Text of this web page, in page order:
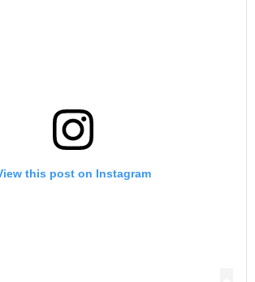
this post on Instagram